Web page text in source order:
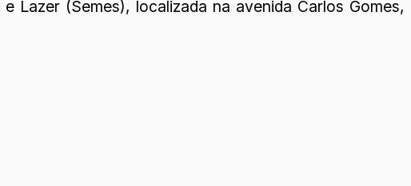
Lazer (Semes), localizada na avenida Carlos Gomes,